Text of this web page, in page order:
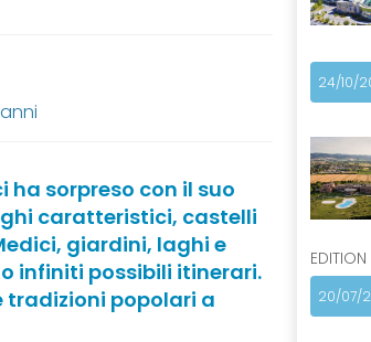
ha sorpreso con il suo
caratteristici, castelli
giardini, laghi e
infiniti possibili itinerari.
tradizioni popolari a
24/10/
EDITION
20/07/